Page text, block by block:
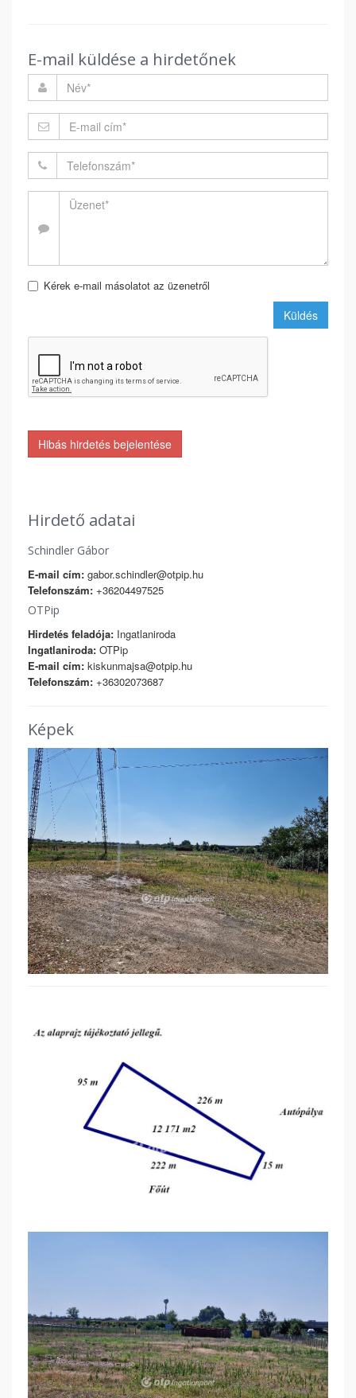
E-mail küldése a hirdetőnek
Kérek e-mail másolatot az üzenetről
Küldés
Hibás hirdetés bejelentése
Hirdető adatai
Schindler Gábor
E-mail cím: gabor.schindler@otpip.hu
Telefonszám: +36204497525
OTPip
Hirdetés feladója: Ingatlaniroda
Ingatlaniroda: OTPip
E-mail cím: kiskunmajsa@otpip.hu
Telefonszám: +36302073687
Képek